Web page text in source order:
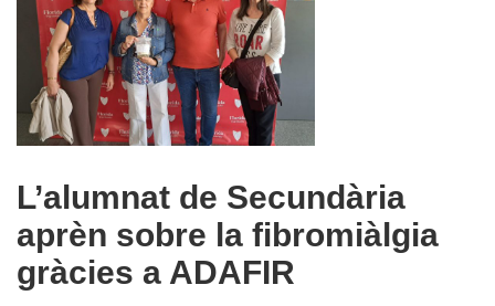
L’alumnat de Secundària
aprèn sobre la fibromiàlgia
gràcies a ADAFIR